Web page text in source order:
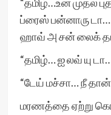
ப்ரைஸ் பன்னாரு டா…
ஹாவ் அ சன் லைக்
“தமிழ்… ஐ லவ் யு
“டேய் மச்சா… நீ
மரணத்தை ஏற்று